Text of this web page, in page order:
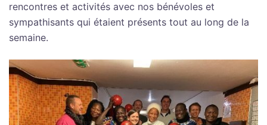
rencontres et activités avec nos bénévoles et
sympathisants qui étaient présents tout au long de la
semaine.